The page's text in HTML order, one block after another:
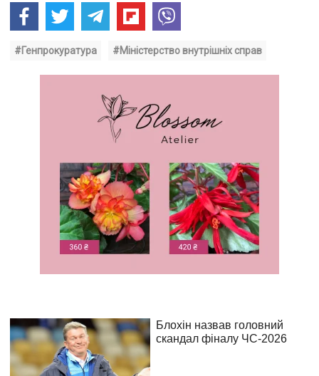
#Генпрокуратура #Міністерство внутрішніх справ